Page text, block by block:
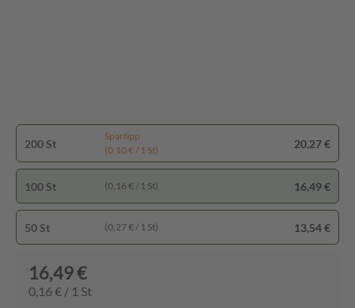
200 St
Spartipp
(0,10 € / 1 St)
20,27 €
100 St (0,16 € / 1 St) 16,49 €
50 St (0,27 € / 1 St) 13,54 €
16,49 €
0,16 € / 1 St